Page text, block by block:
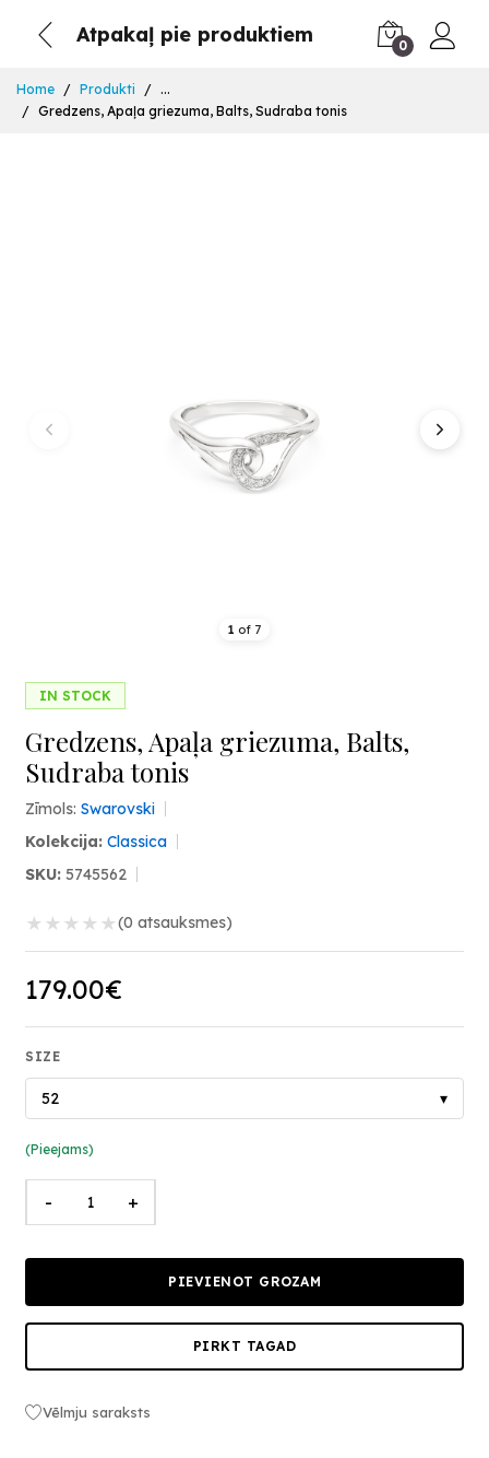
Atpakaļ pie produktiem 0
Home Produkti
...
Gredzens, Apaļa griezuma, Balts, Sudraba tonis
1 of 7
IN STOCK
Gredzens, Apaļa griezuma, Balts,
Sudraba tonis
Zīmols: Swarovski
Kolekcija: Classica
SKU: 5745562
★ ★ ★ ★ ★(0 atsauksmes)
179.00€
SIZE
52 ▾
(Pieejams)
- +
PIEVIENOT GROZAM
PIRKT TAGAD
Vēlmju saraksts